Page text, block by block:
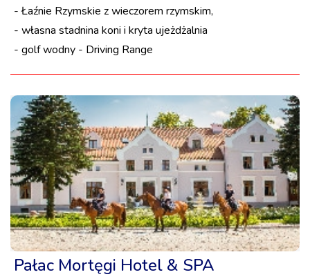
- Łaźnie Rzymskie z wieczorem rzymskim,
- własna stadnina koni i kryta ujeżdżalnia
- golf wodny - Driving Range
Pałac Mortęgi Hotel & SPA